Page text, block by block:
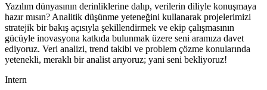
Yazılım dünyasının derinliklerine dalıp, verilerin diliyle konuşmaya
hazır mısın? Analitik düşünme yeteneğini kullanarak projelerimizi
stratejik bir bakış açısıyla şekillendirmek ve ekip çalışmasının
gücüyle inovasyona katkıda bulunmak üzere seni aramıza davet
ediyoruz. Veri analizi, trend takibi ve problem çözme konularında
yetenekli, meraklı bir analist arıyoruz; yani seni bekliyoruz!
Intern